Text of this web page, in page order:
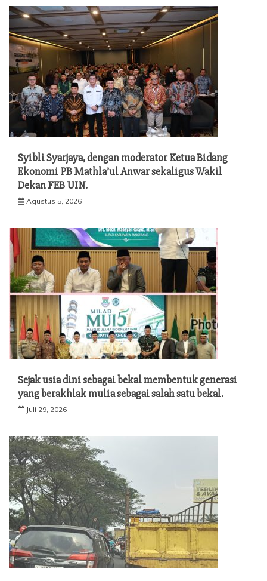
Syibli Syarjaya, dengan moderator Ketua Bidang
Ekonomi PB Mathla’ul Anwar sekaligus Wakil
Dekan FEB UIN.
Agustus 5, 2026
Sejak usia dini sebagai bekal membentuk generasi
yang berakhlak mulia sebagai salah satu bekal.
Juli 29, 2026